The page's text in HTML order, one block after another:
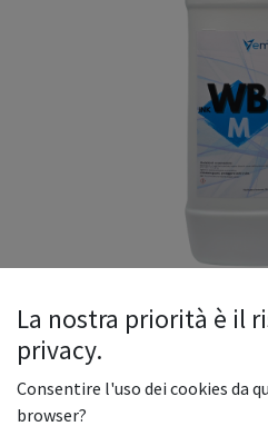
WATER BASE INK
Scopri i nostri Ink Base Acqua,
La nostra priorità è il
privacy.
Consentire l'uso dei cookies da
browser?